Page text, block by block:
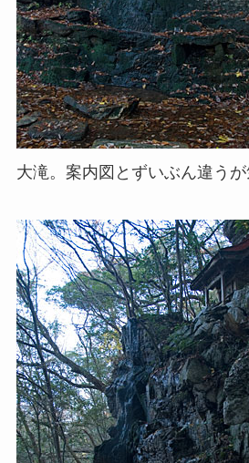
大滝。案内図とずいぶん違うが